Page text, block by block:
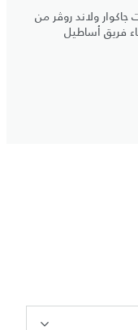
جاكوار ولاند روڤر من
فريق أساطيل